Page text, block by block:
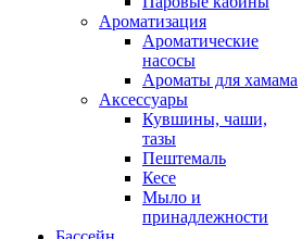
Ароматизация
Ароматические
насосы
Ароматы для хамама
Аксессуары
Кувшины, чаши,
тазы
Пештемаль
Кесе
Мыло и
принадлежности